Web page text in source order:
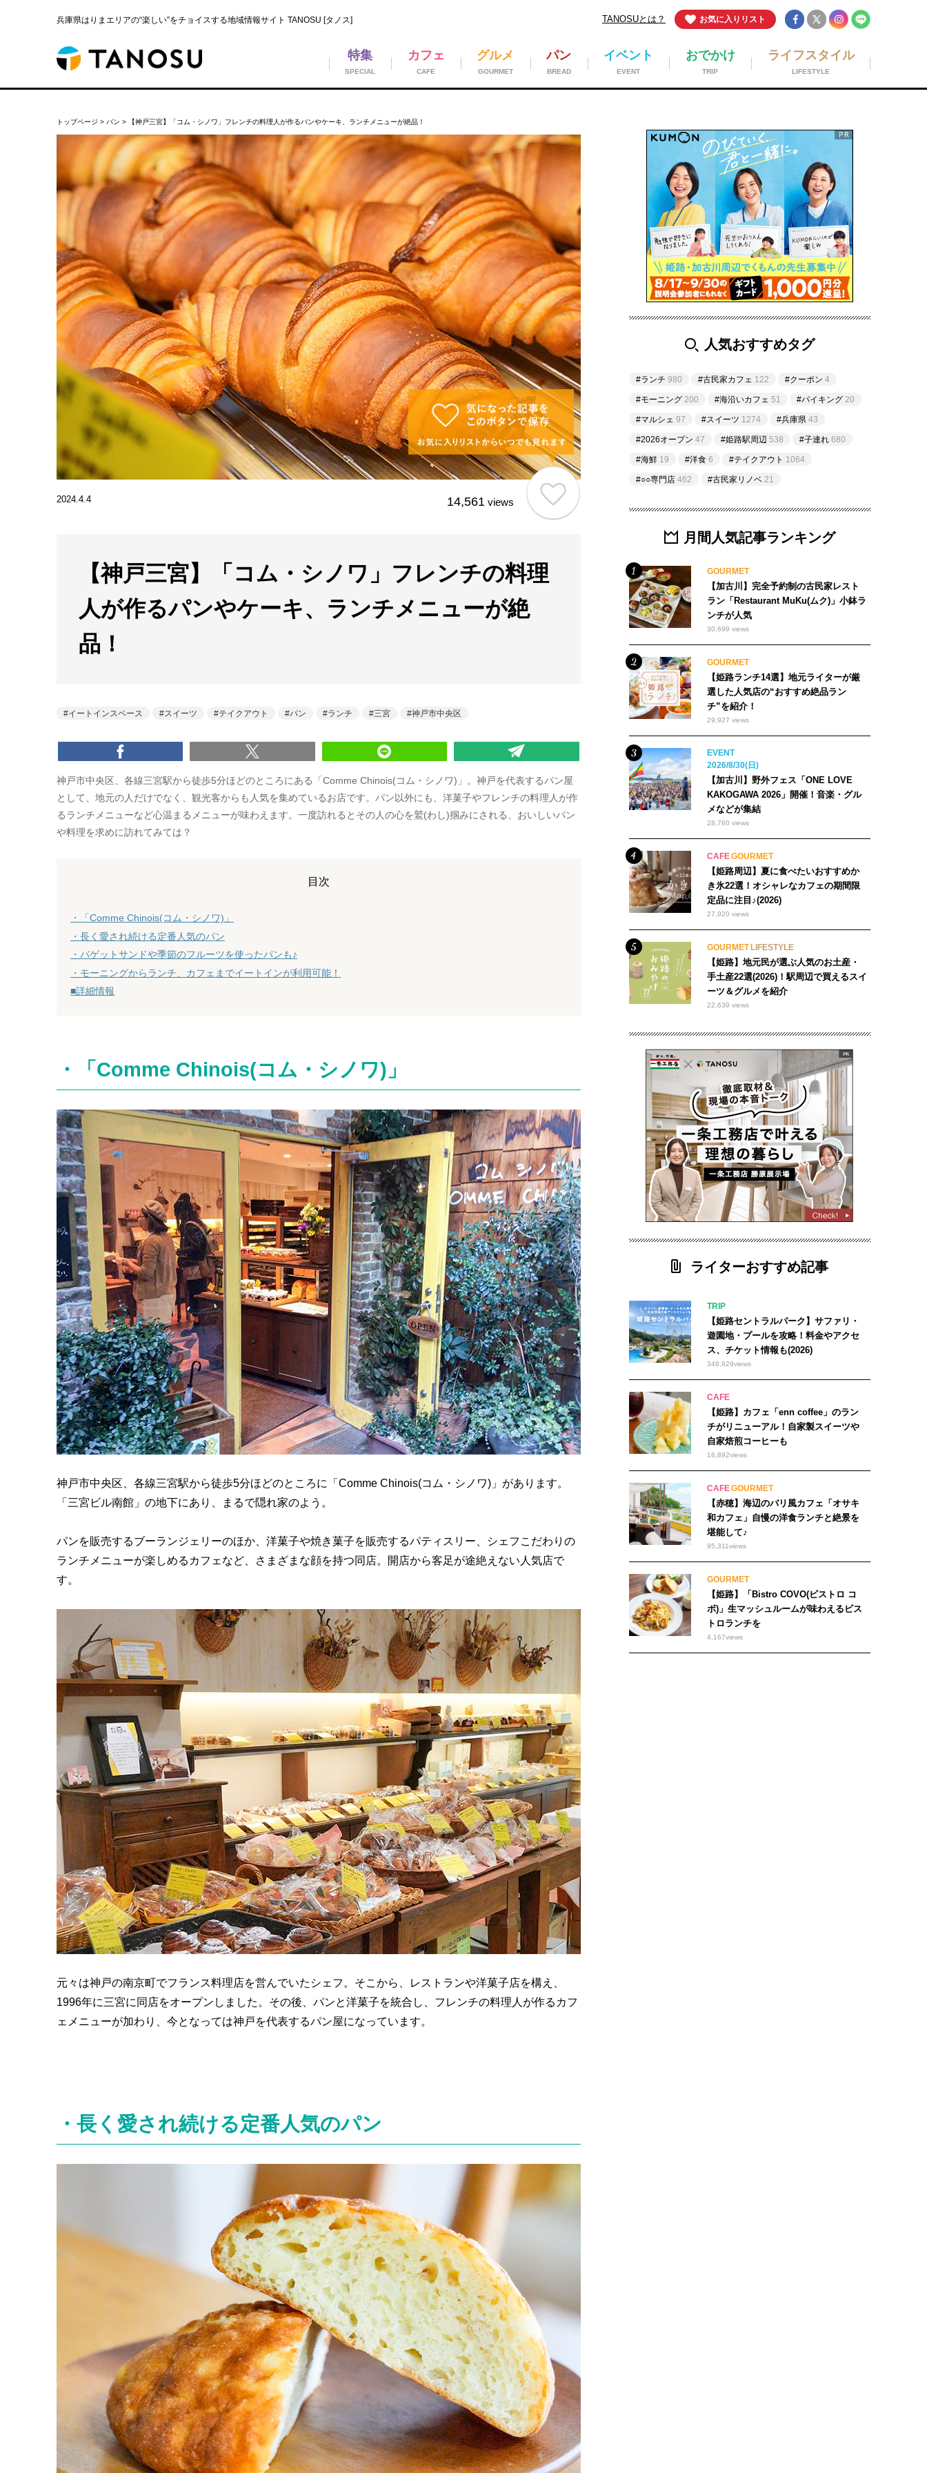
兵庫県はりまエリアの“楽しい”をチョイスする地域情報サイト TANOSU [タノス] お気に入りリスト
TANOSUとは？
ライフスタイル
LIFESTYLE
おでかけ
TRIP
イベント
EVENT
パン
BREAD
グルメ
GOURMET
カフェ
CAFE
特集
SPECIAL
トップページ > パン > 【神戸三宮】「コム・シノワ」フレンチの料理人が作るパンやケーキ、ランチメニューが絶品！
2024.4.4 14,561 views
【神戸三宮】「コム・シノワ」フレンチの料理
人が作るパンやケーキ、ランチメニューが絶
品！
イートインスペース スイーツ テイクアウト パン ランチ 三宮 神戸市中央区
神戸市中央区、各線三宮駅から徒歩5分ほどのところにある「Comme Chinois(コム・シノワ)」。神戸を代表するパン屋
として、地元の人だけでなく、観光客からも人気を集めているお店です。パン以外にも、洋菓子やフレンチの料理人が作
るランチメニューなど心温まるメニューが味わえます。一度訪れるとその人の心を鷲(わし)掴みにされる、おいしいパン
や料理を求めに訪れてみては？
目次
・「Comme Chinois(コム・シノワ)」
・長く愛され続ける定番人気のパン
・バゲットサンドや季節のフルーツを使ったパンも♪
・モーニングからランチ、カフェまでイートインが利用可能！
■詳細情報
・「Comme Chinois(コム・シノワ)」
神戸市中央区、各線三宮駅から徒歩5分ほどのところに「Comme Chinois(コム・シノワ)」があります。
「三宮ビル南館」の地下にあり、まるで隠れ家のよう。
パンを販売するブーランジェリーのほか、洋菓子や焼き菓子を販売するパティスリー、シェフこだわりの
ランチメニューが楽しめるカフェなど、さまざまな顔を持つ同店。開店から客足が途絶えない人気店で
す。
元々は神戸の南京町でフランス料理店を営んでいたシェフ。そこから、レストランや洋菓子店を構え、
1996年に三宮に同店をオープンしました。その後、パンと洋菓子を統合し、フレンチの料理人が作るカフ
ェメニューが加わり、今となっては神戸を代表するパン屋になっています。
・長く愛され続ける定番人気のパン
人気おすすめタグ
#ランチ 980 #古民家カフェ 122 #クーポン 4
#モーニング 200 #海沿いカフェ 51 #バイキング 20
#マルシェ 97 #スイーツ 1274 #兵庫県 43
#2026オープン 47 #姫路駅周辺 538 #子連れ 680
#海鮮 19 #洋食 6 #テイクアウト 1064
#○○専門店 462 #古民家リノベ 21
月間人気記事ランキング
GOURMET
【加古川】完全予約制の古民家レスト
ラン「Restaurant MuKu(ムク)」小鉢ラ
ンチが人気
30,699 views
GOURMET
【姫路ランチ14選】地元ライターが厳
選した人気店の“おすすめ絶品ラン
チ”を紹介！
29,927 views
EVENT
2026/8/30(日)
【加古川】野外フェス「ONE LOVE
KAKOGAWA 2026」開催！音楽・グル
メなどが集結
28,760 views
CAFEGOURMET
【姫路周辺】夏に食べたいおすすめか
き氷22選！オシャレなカフェの期間限
定品に注目♪(2026)
27,920 views
GOURMET LIFESTYLE
【姫路】地元民が選ぶ人気のお土産・
手土産22選(2026)！駅周辺で買えるスイ
ーツ＆グルメを紹介
22,639 views
ライターおすすめ記事
TRIP
【姫路セントラルパーク】サファリ・
遊園地・プールを攻略！料金やアクセ
ス、チケット情報も(2026)
348,929views
CAFE
【姫路】カフェ「enn coffee」のラン
チがリニューアル！自家製スイーツや
自家焙煎コーヒーも
16,892views
CAFEGOURMET
【赤穂】海辺のバリ風カフェ「オサキ
和カフェ」自慢の洋食ランチと絶景を
堪能して♪
95,311views
GOURMET
【姫路】「Bistro COVO(ビストロ コ
ボ)」生マッシュルームが味わえるビス
トロランチを
4,167views